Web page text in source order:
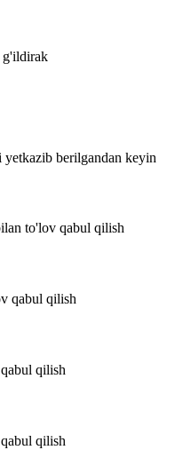
g'ildirak
berilgandan keyin
to'lov qabul qilish
qabul qilish
qilish
qilish